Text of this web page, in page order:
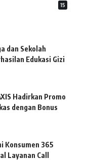
15
dan Sekolah
Edukasi Gizi
Hadirkan Promo
dengan Bonus
Konsumen 365
Layanan Call